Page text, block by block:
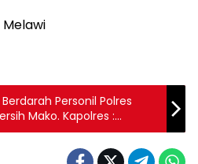
Melawi
Personil Polres
Mako. Kapolres :
Prioritas Utama”